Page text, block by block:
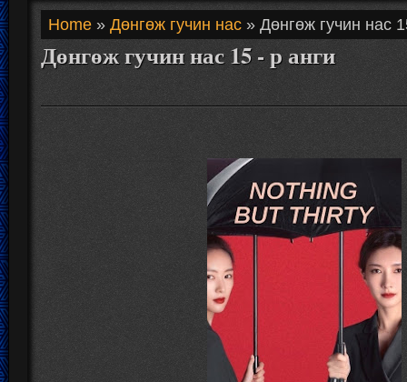
Home » Дөнгөж гучин нас » Дөнгөж гучин нас
Дөнгөж гучин нас 15 - р анги